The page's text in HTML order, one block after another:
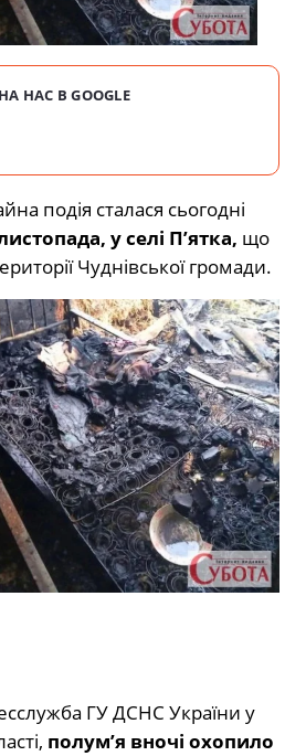
НАС В GOOGLE
подія сталася сьогодні
у селі П’ятка, що
Чуднівської громади.
ГУ ДСНС України у
полум’я вночі охопило